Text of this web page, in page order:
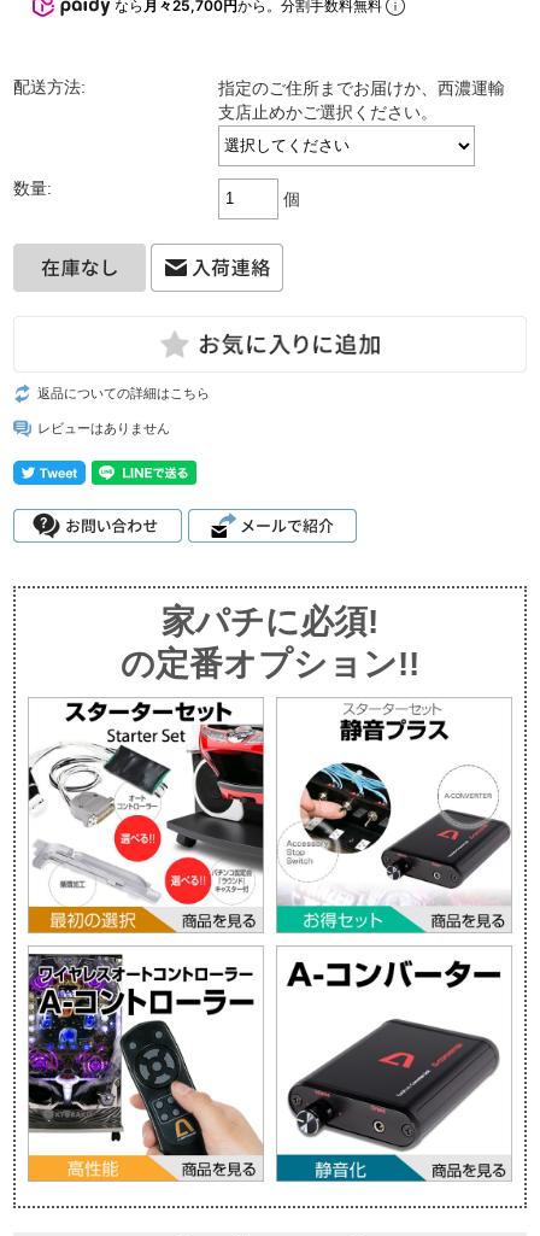
なら 月々25,700円から。分割手数料無料
配送方法:
指定のご住所までお届けか、西濃運輸
支店止めかご選択ください。
数量:
個
返品についての詳細はこちら
レビューはありません
家パチに必須!
の定番オプション!!